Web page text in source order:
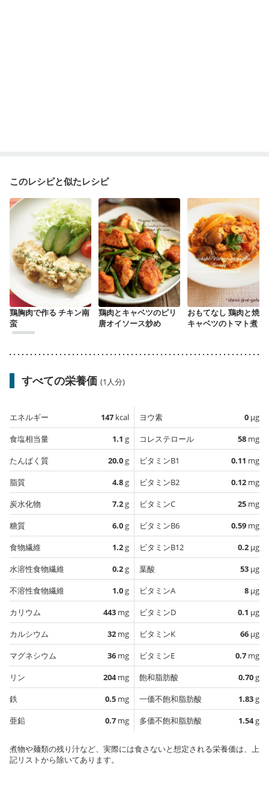
このレシピと似たレシピ
鶏胸肉で作る チキン南
蛮
鶏肉とキャベツのピリ
唐オイソース炒め
おもてなし 鶏肉と焼き
キャベツのトマト煮
すべての栄養価 (1人分)
エネルギー 147 kcal
食塩相当量
1.1 g
たんぱく質
20.0g
脂質
4.8g
炭水化物
7.2g
糖質
6.0g
食物繊維
1.2g
水溶性食物繊維
0.2g
不溶性食物繊維
1.0g
カリウム
443 mg
カルシウム
32 mg
マグネシウム
36 mg
リン
204mg
鉄
0.5 mg
亜鉛
0.7 mg
ヨウ素 0 µg
コレステロール
58 mg
ビタミンB1
0.11 mg
ビタミンB2
0.12 mg
ビタミンC
25 mg
ビタミンB6
0.59 mg
ビタミンB12
0.2 µg
葉酸
53 µg
ビタミンA
8 µg
ビタミンD
0.1 µg
ビタミンK
66 µg
ビタミンE
0.7 mg
飽和脂肪酸
0.70g
一価不飽和脂肪酸
1.83g
多価不飽和脂肪酸
1.54g
煮物や麺類の残り汁など、実際には食さないと想定される栄養価は、上
記リストから除いてあります。